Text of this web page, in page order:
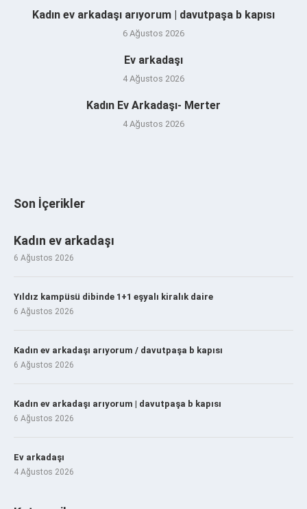
Kadın ev arkadaşı arıyorum | davutpaşa b kapısı
6 Ağustos 2026
Ev arkadaşı
4 Ağustos 2026
Kadın Ev Arkadaşı- Merter
4 Ağustos 2026
Son İçerikler
Kadın ev arkadaşı
6 Ağustos 2026
Yıldız kampüsü dibinde 1+1 eşyalı kiralık daire
6 Ağustos 2026
Kadın ev arkadaşı arıyorum / davutpaşa b kapısı
6 Ağustos 2026
Kadın ev arkadaşı arıyorum | davutpaşa b kapısı
6 Ağustos 2026
Ev arkadaşı
4 Ağustos 2026